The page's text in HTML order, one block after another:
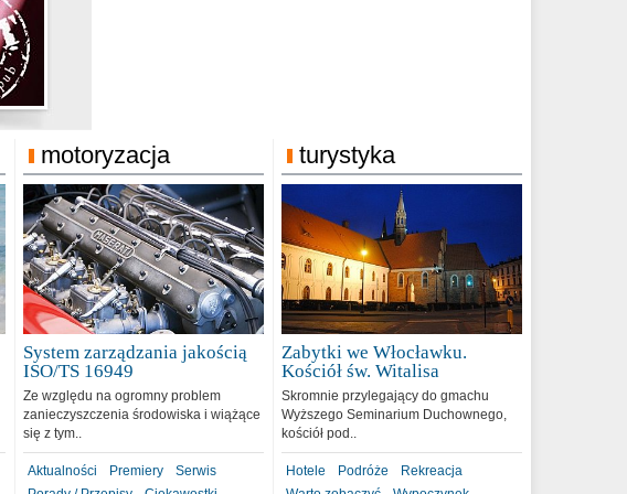
motoryzacja
System zarządzania jakością
ISO/TS 16949
Ze względu na ogromny problem
zanieczyszczenia środowiska i wiążące
się z tym..
Aktualności Premiery
Serwis
turystyka
Zabytki we Włocławku.
Kościół św. Witalisa
Skromnie przylegający do gmachu
Wyższego Seminarium Duchownego,
kościół pod..
Hotele Podróże
Rekreacja